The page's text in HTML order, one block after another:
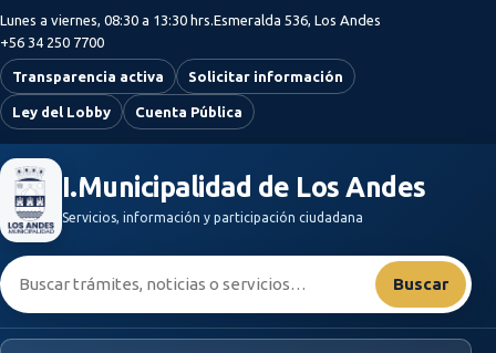
Saltar al contenido principal
Lunes a viernes, 08:30 a 13:30 hrs.Esmeralda 536, Los Andes
+56 34 250 7700
Transparencia activa Solicitar información
Ley del Lobby Cuenta Pública
I.Municipalidad de Los Andes
Servicios, información y participación ciudadana
Buscar:
Buscar